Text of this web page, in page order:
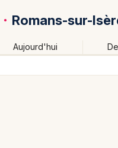
Romans-sur-
Aujourd'hui